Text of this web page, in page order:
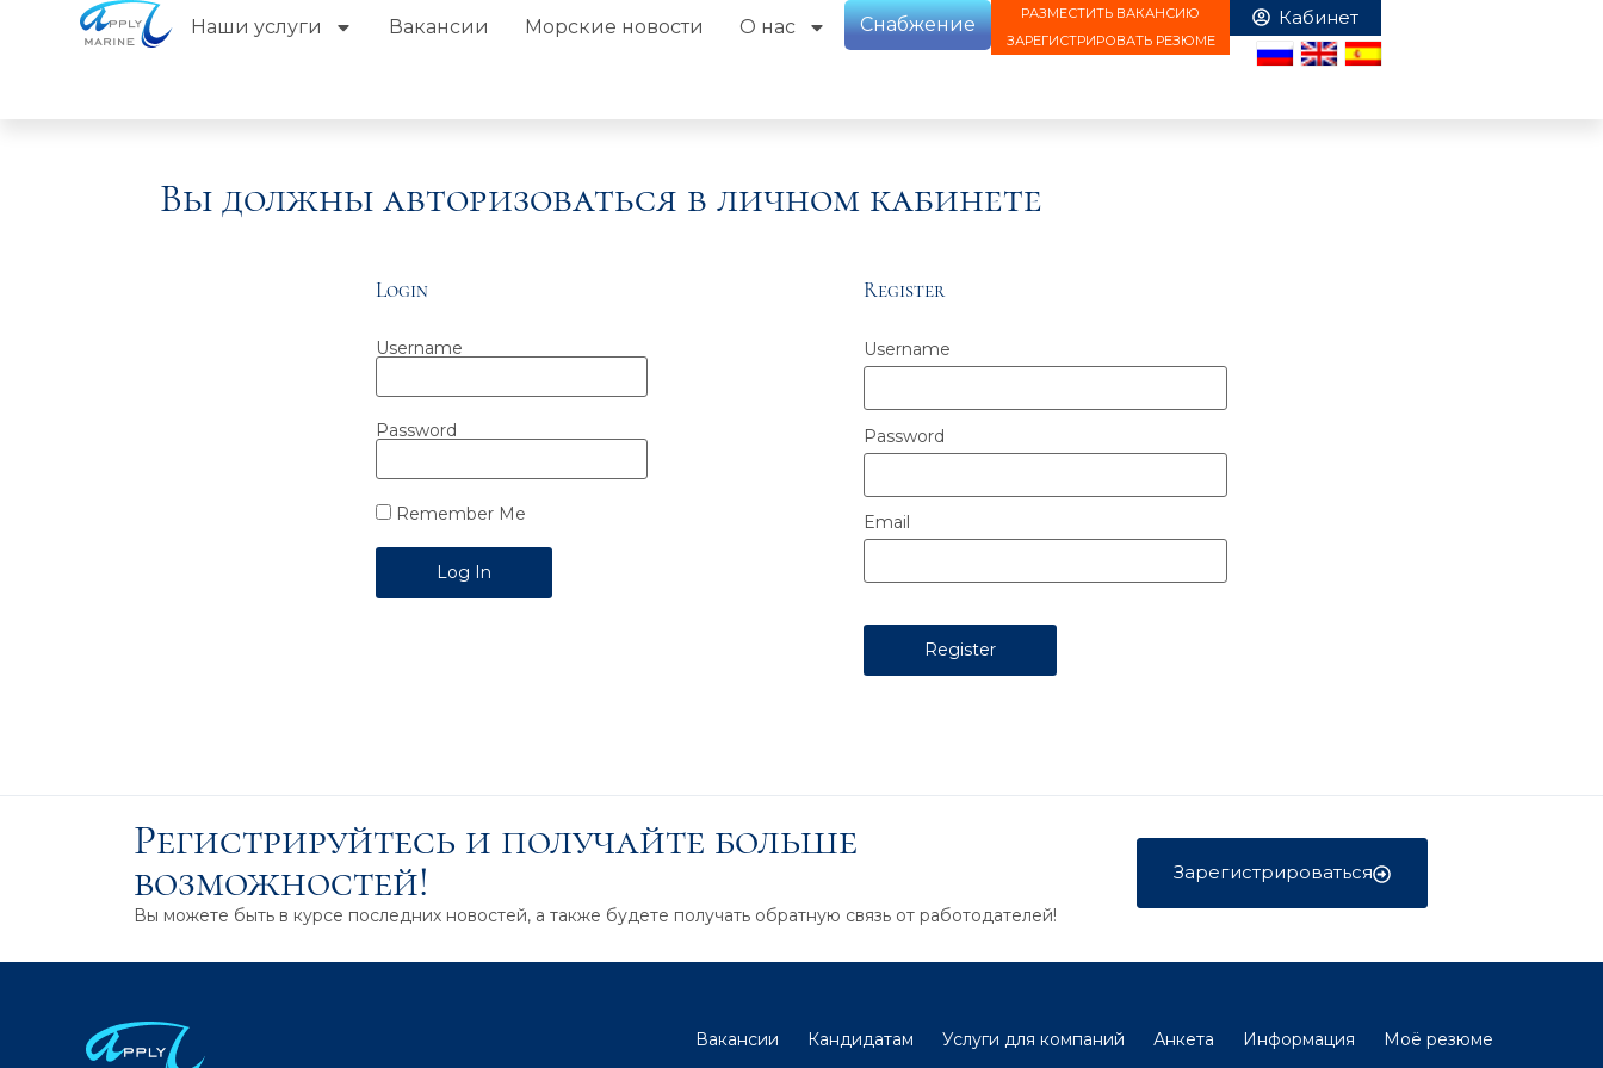
Наши услуги Вакансии Морские новости О нас Снабжение
РАЗМЕСТИТЬ ВАКАНСИЮ
ЗАРЕГИСТРИРОВАТЬ РЕЗЮМЕ
Вы должны авторизоваться в личном кабинете
Login
Username
Password
Remember Me
Register
Username
Password
Email
Регистрируйтесь и получайте больше
возможностей!
Вы можете быть в курсе последних новостей, а также будете получать обратную связь от работодателей!
Зарегистрироваться
Вакансии Кандидатам Услуги для компаний Анкета Информация
Моё резюме